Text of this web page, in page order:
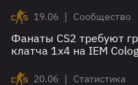
19.06 | Сообщество
Фанаты CS2 требуют
клатча 1х4 на IEM
20.06 | Статистика